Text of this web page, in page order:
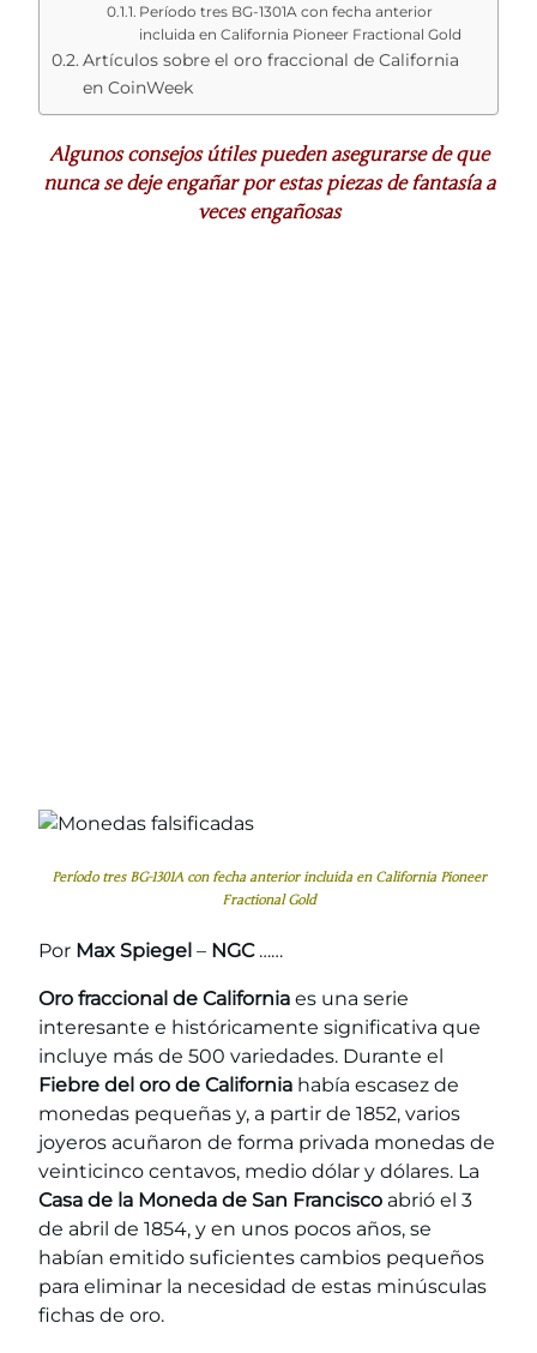
Período tres BG-1301A con fecha anterior
incluida en California Pioneer Fractional Gold
Artículos sobre el oro fraccional de California
en CoinWeek
Algunos consejos útiles pueden asegurarse de que
nunca se deje engañar por estas piezas de fantasía a
veces engañosas
Período tres BG-1301A con fecha anterior incluida en California Pioneer
Fractional Gold
Por Max Spiegel – NGC ……
Oro fraccional de California es una serie
interesante e históricamente significativa que
incluye más de 500 variedades. Durante el
Fiebre del oro de California había escasez de
monedas pequeñas y, a partir de 1852, varios
joyeros acuñaron de forma privada monedas de
veinticinco centavos, medio dólar y dólares. La
Casa de la Moneda de San Francisco abrió el 3
de abril de 1854, y en unos pocos años, se
habían emitido suficientes cambios pequeños
para eliminar la necesidad de estas minúsculas
fichas de oro.